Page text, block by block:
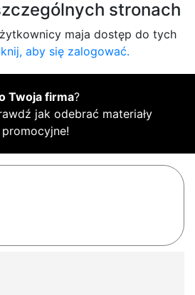
stronach
maja dostęp do tych
aby się zalogować.
Twoja firma?
jak odebrać materiały
promocyjne!